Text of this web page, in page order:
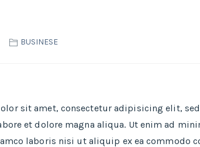
BUSINESE
sit amet, consectetur adipisicing elit,
et dolore magna aliqua. Ut enim ad
laboris nisi ut aliquip ex ea commodo